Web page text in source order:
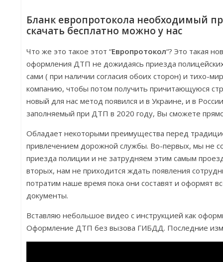
Бланк европротокола необходимый
скачать бесплатно можно у нас
Что же это такое этот “Европротокол“? Это такая
оформления ДТП не дожидаясь приезда
сами ( при наличии согласия обоих сторон) и тихо-
компанию, чтобы потом получить причитающуюся
новый для нас метод появился и в Украине, и в
заполняемый при ДТП в 2020 году, Вы сможете
Обладает некоторыми преимущества перед
привлечением дорожной службы. Во-первых, мы не
приезда полиции и не затрудняем этим самым
вторых, нам не приходится ждать появления
потратим наше время пока они составят и оформят
документы.
Вставляю небольшое видео с инструкцией как
Оформление ДТП без вызова ГИБДД. Последние